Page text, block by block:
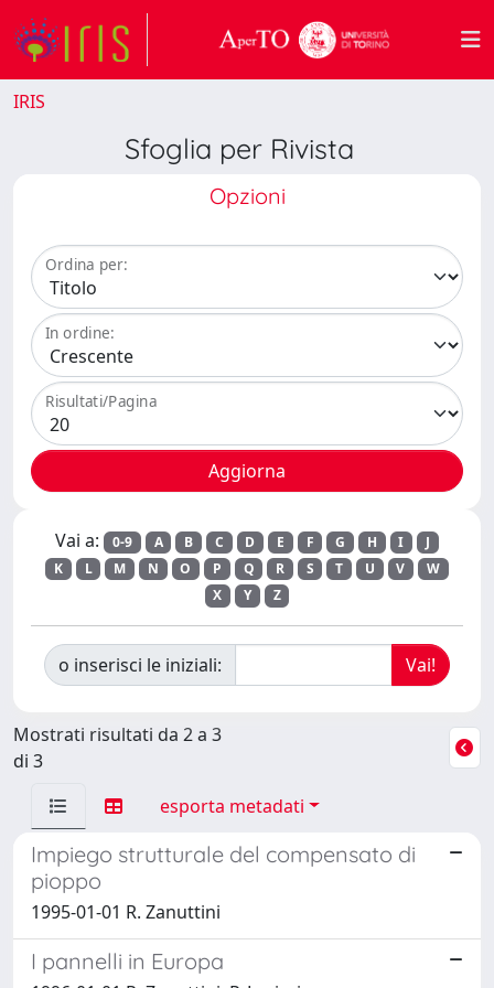
IRIS
Sfoglia per Rivista
Opzioni
Ordina per:
In ordine:
Risultati/Pagina
Vai a: 0-9 A B C D E F G H I
J
K
L M N O P Q R S T U V
W
X
Y Z
o inserisci le iniziali:
Mostrati risultati da 2 a 3
di 3
esporta metadati
Impiego strutturale del compensato di
pioppo
1995-01-01 R. Zanuttini
I pannelli in Europa